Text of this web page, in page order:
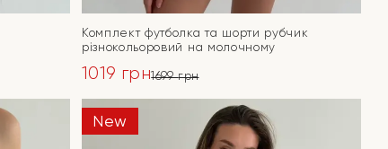
Комплект футболка та шорти рубчик
різнокольоровий на молочному
1699грн
ціна:
1699 грн.
1019 грн
ціна:
1019 грн.
ПЕРЕЙТИ
New